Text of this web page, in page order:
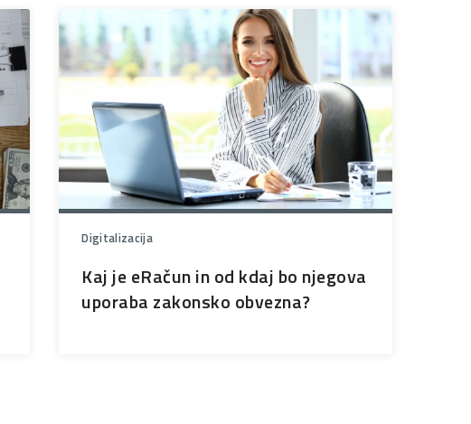
Digitalizacija
Kaj je eRačun in od kdaj bo njegova
uporaba zakonsko obvezna?